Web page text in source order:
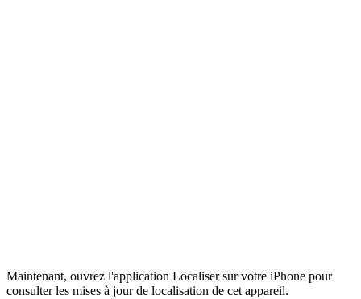
Maintenant, ouvrez l'application Localiser sur votre iPhone pour
consulter les mises à jour de localisation de cet appareil.